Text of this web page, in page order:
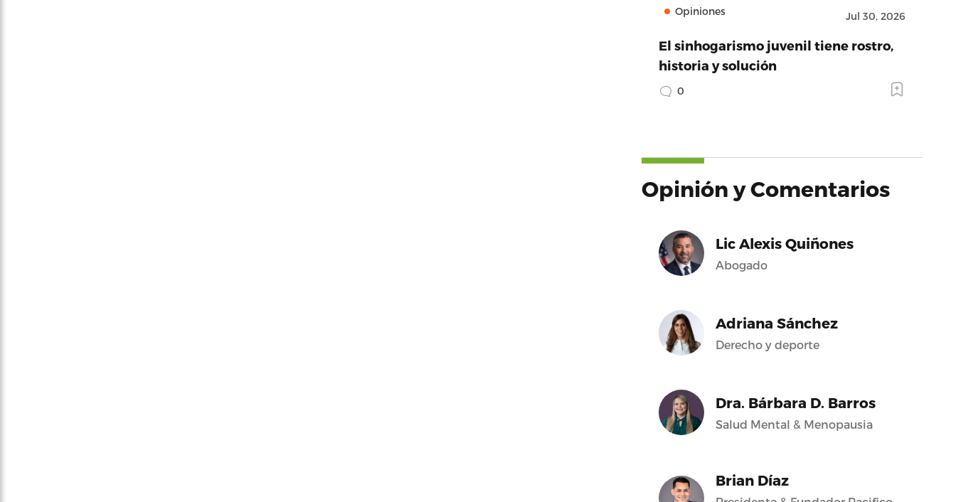
Opiniones Jul 30, 2026
El sinhogarismo juvenil tiene rostro,
historia y solución
0
Opinión y Comentarios
Lic Alexis Quiñones
Abogado
Adriana Sánchez
Derecho y deporte
Dra. Bárbara D. Barros
Salud Mental & Menopausia
Brian Díaz